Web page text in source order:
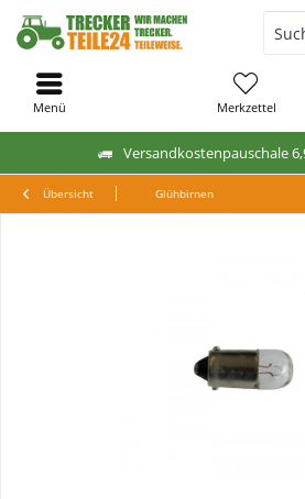
Versandkostenpauschale
Merkzettel
Menü
Übersicht Glühbirnen